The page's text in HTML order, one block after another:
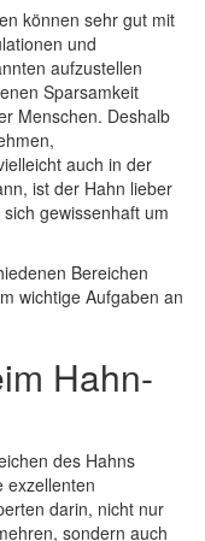
können sehr gut mit
und
aufzustellen
Sparsamkeit
Menschen. Deshalb
auch in der
ist der Hahn lieber
gewissenhaft um
Bereichen
wichtige Aufgaben an
Hahn-
des Hahns
exzellenten
darin, nicht nur
sondern auch